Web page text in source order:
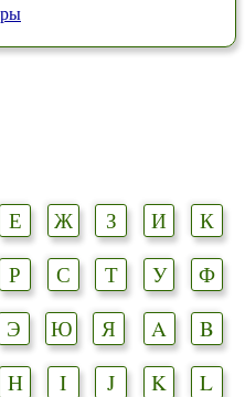
Е Ж З И
К
Р С Т У
Ф
Э Ю Я A
B
H I J K
L